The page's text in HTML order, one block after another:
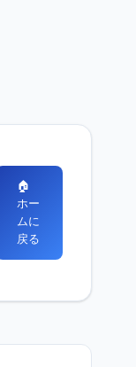
🏠
ホー
ムに
戻る